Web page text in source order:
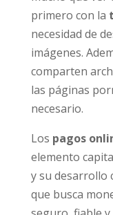
militares y lo
mucho que ver
primero con la
necesidad de
imágenes.
se comparten
requisito
pagos
elemento
negocio, y su